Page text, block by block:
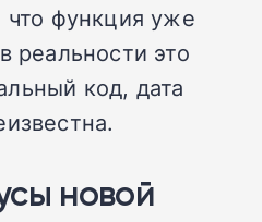
что функция уже
реальности это
код, дата
новой